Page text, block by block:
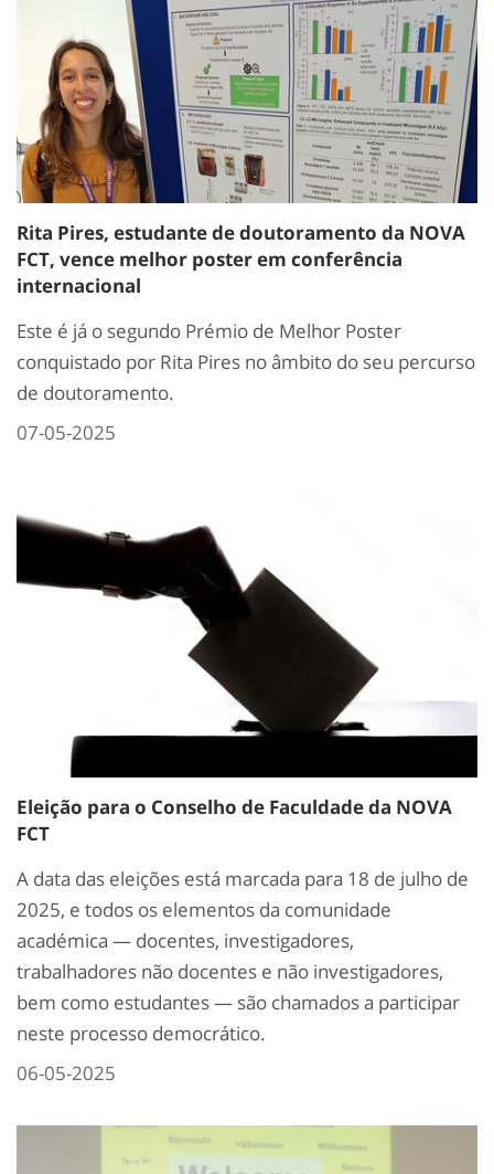
Rita Pires, estudante de doutoramento da NOVA
FCT, vence melhor poster em conferência
internacional
Este é já o segundo Prémio de Melhor Poster
conquistado por Rita Pires no âmbito do seu percurso
de doutoramento.
07-05-2025
Eleição para o Conselho de Faculdade da NOVA
FCT
A data das eleições está marcada para 18 de julho de
2025, e todos os elementos da comunidade
académica — docentes, investigadores,
trabalhadores não docentes e não investigadores,
bem como estudantes — são chamados a participar
neste processo democrático.
06-05-2025